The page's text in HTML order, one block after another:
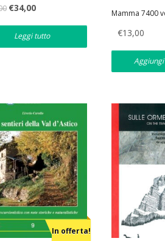
Il
prezzo
originale
era:
€34,00Il
attuale
è:
Leggi tutto
Mamma 7400
€13,00
In offerta!